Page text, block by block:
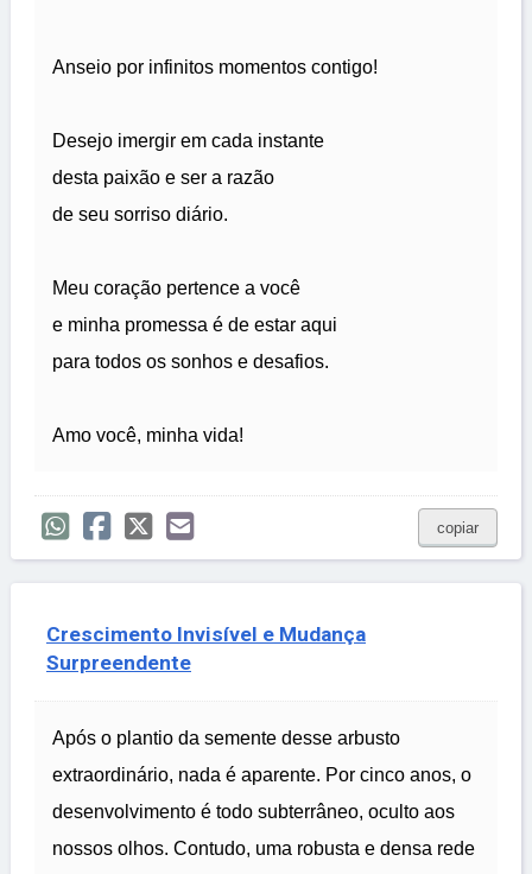
Anseio por infinitos momentos contigo!
Desejo imergir em cada instante
desta paixão e ser a razão
de seu sorriso diário.
Meu coração pertence a você
e minha promessa é de estar aqui
para todos os sonhos e desafios.
Amo você, minha vida!
copiar
Crescimento Invisível e Mudança
Surpreendente
Após o plantio da semente desse arbusto
extraordinário, nada é aparente. Por cinco anos, o
desenvolvimento é todo subterrâneo, oculto aos
nossos olhos. Contudo, uma robusta e densa rede